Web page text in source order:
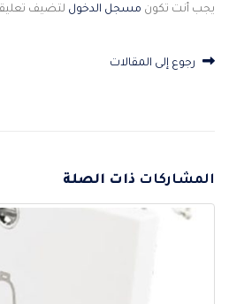
يجب أنت تكون مسجل الدخول لتضيف
رجوع إلى المقالات
المشاركات ذات الصلة